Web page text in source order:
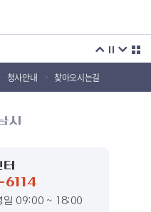
하남역사박물관
터
청사안내 찾아오시는길
일 09:00 ~ 18:00